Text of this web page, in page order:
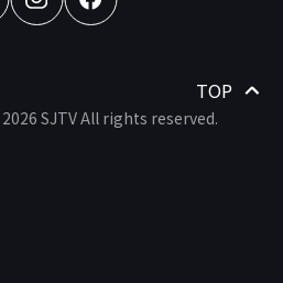
TOP
SJTV All rights reserved.